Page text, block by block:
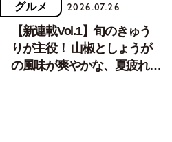
グルメ 2026.07.26
【新連載Vol.1】旬のきゅう
りが主役！ 山椒としょうが
の風味が爽やかな、夏疲れを